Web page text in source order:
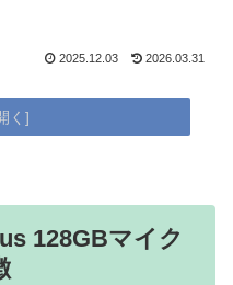
2025.12.03 2026.03.31
128GBマイク